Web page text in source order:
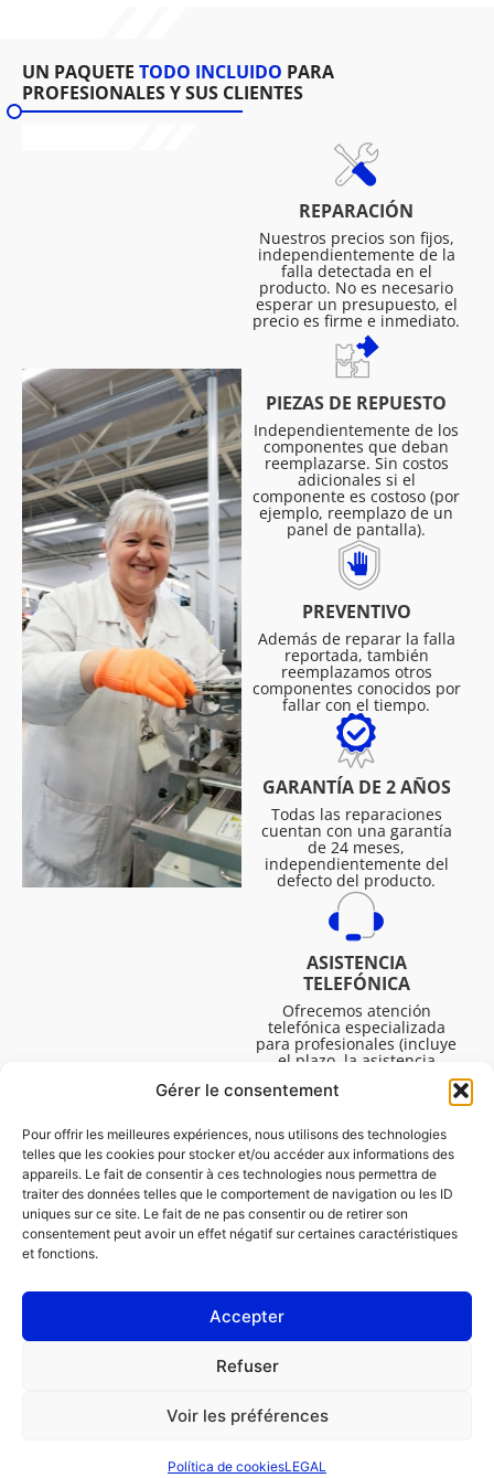
Gérer le consentement
Pour offrir les meilleures expériences, nous utilisons des technologies
telles que les cookies pour stocker et/ou accéder aux informations des
appareils. Le fait de consentir à ces technologies nous permettra de
traiter des données telles que le comportement de navigation ou les ID
uniques sur ce site. Le fait de ne pas consentir ou de retirer son
consentement peut avoir un effet négatif sur certaines caractéristiques
et fonctions.
Accepter
Refuser
Voir les préférences
Política de cookiesLEGAL
PARTICULAR
UN PAQUETE TODO INCLUIDO PARA
PROFESIONALES Y SUS CLIENTES
REPARACIÓN
Nuestros precios son fijos,
independientemente de la
falla detectada en el
producto. No es necesario
esperar un presupuesto, el
precio es firme e inmediato.
PIEZAS DE REPUESTO
Independientemente de los
componentes que deban
reemplazarse. Sin costos
adicionales si el
componente es costoso (por
ejemplo, reemplazo de un
panel de pantalla).
PREVENTIVO
Además de reparar la falla
reportada, también
reemplazamos otros
componentes conocidos por
fallar con el tiempo.
GARANTÍA DE 2 AÑOS
Todas las reparaciones
cuentan con una garantía
de 24 meses,
independientemente del
defecto del producto.
ASISTENCIA
TELEFÓNICA
Ofrecemos atención
telefónica especializada
para profesionales (incluye
el plazo, la asistencia
técnica, etc.). El horario es
de lunes a viernes de 08:30